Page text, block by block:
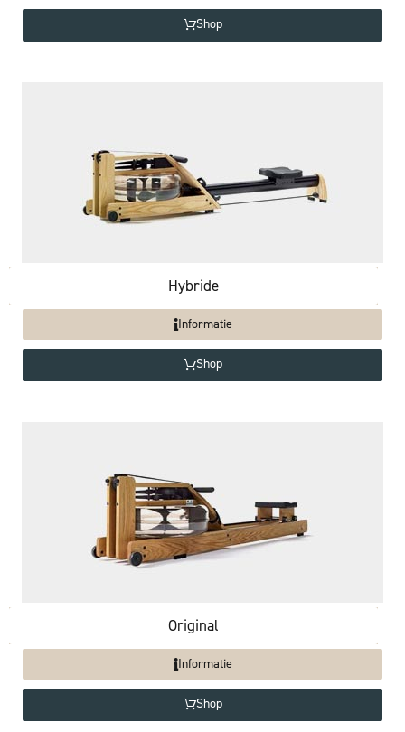
Shop
Hybride
Informatie
Shop
Original
Informatie
Shop